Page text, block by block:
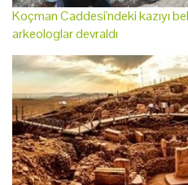
Koçman Caddesi'ndeki kazıyı
arkeologlar devraldı